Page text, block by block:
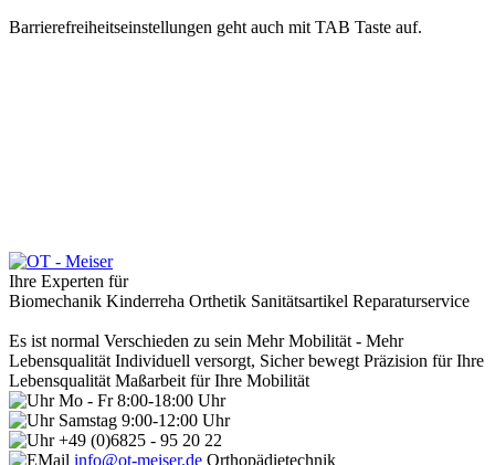
Barrierefreiheitseinstellungen geht auch mit TAB Taste auf.
Ihre Experten für
Biomechanik Kinderreha Orthetik Sanitätsartikel Reparaturservice
Es ist normal Verschieden zu sein Mehr Mobilität - Mehr
Lebensqualität Individuell versorgt, Sicher bewegt Präzision für Ihre
Lebensqualität Maßarbeit für Ihre Mobilität
Mo - Fr 8:00-18:00 Uhr
Samstag 9:00-12:00 Uhr
+49 (0)6825 - 95 20 22
info@ot-meiser.de Orthopädietechnik